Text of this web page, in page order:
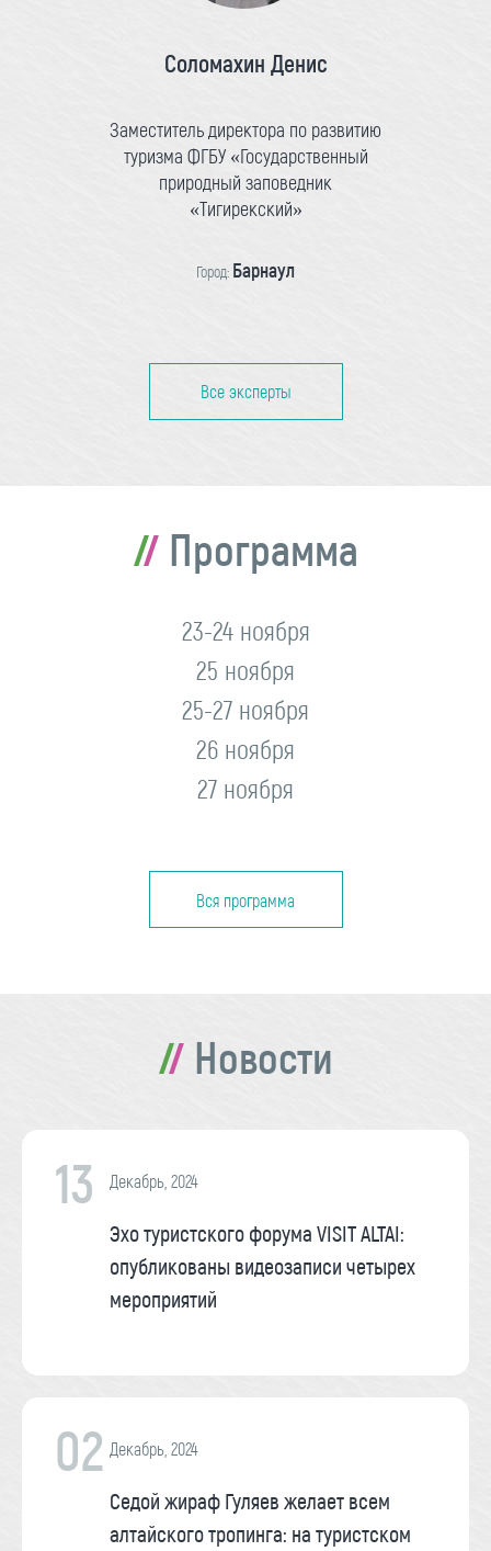
Соломахин Денис
Заместитель директора по развитию
туризма ФГБУ «Государственный
природный заповедник
«Тигирекский»
Город: Барнаул
Все эксперты
Программа
23-24 ноября
25 ноября
25-27 ноября
26 ноября
27 ноября
Вся программа
Новости
13 Декабрь, 2024
Эхо туристского форума VISIT ALTAI:
опубликованы видеозаписи четырех
мероприятий
02 Декабрь, 2024
Седой жираф Гуляев желает всем
алтайского тропинга: на туристском